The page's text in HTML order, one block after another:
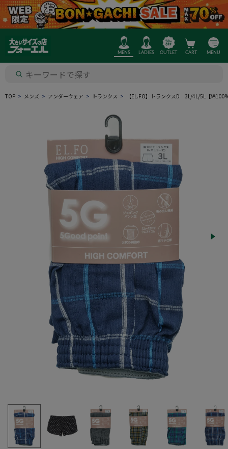
MENS LADIES OUTLET CART MENU
TOP メンズ アンダーウェア トランクス 【EL.FO】トランクスD 3L/4L/5L【綿